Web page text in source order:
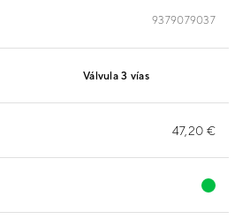
9379079037
Válvula 3 vías
47,20 €